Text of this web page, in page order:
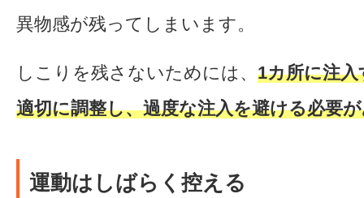
異物感が残ってしまいます。
しこりを残さないためには、 1カ所に注
適切に調整し、過度な注入を避ける必要
運動はしばらく控える